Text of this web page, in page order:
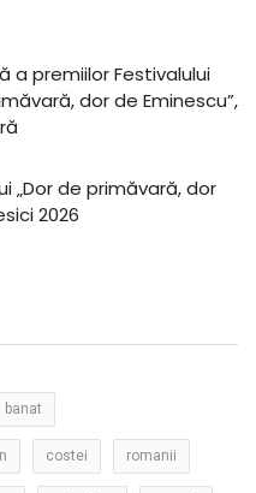
a premiilor Festivalului
dor de Eminescu”,
„Dor de primăvară, dor
2026
banat
costei romanii